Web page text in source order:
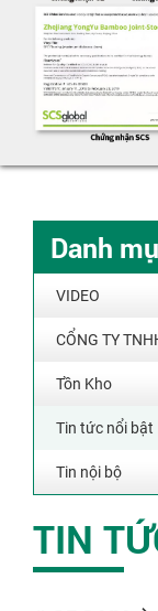
Danh
VIDEO
CỔNG TY
Tồn Kho
Tin tức nổi bật
Tin nội bộ
TIN